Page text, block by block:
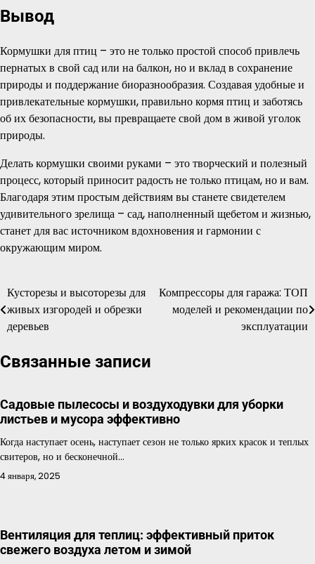
Вывод
Кормушки для птиц – это не только простой способ привлечь
пернатых в свой сад или на балкон, но и вклад в сохранение
природы и поддержание биоразнообразия. Создавая удобные и
привлекательные кормушки, правильно кормя птиц и заботясь
об их безопасности, вы превращаете свой дом в живой уголок
природы.
Делать кормушки своими руками – это творческий и полезный
процесс, который приносит радость не только птицам, но и вам.
Благодаря этим простым действиям вы станете свидетелем
удивительного зрелища – сад, наполненный щебетом и жизнью,
станет для вас источником вдохновения и гармонии с
окружающим миром.
Навигация
по
Кусторезы и высоторезы для
живых изгородей и обрезки
деревьев
Компрессоры для гаража: ТОП
моделей и рекомендации по
эксплуатации
Связанные записи
Садовые пылесосы и воздуходувки для уборки
листьев и мусора эффективно
Когда наступает осень, наступает сезон не только ярких красок и теплых
свитеров, но и бесконечной…
4 января, 2025
Вентиляция для теплиц: эффективный приток
свежего воздуха летом и зимой